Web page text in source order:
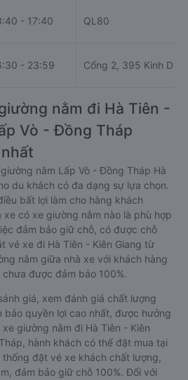
- 17:40 QL80
- 23:59 Cổng 2, 395 Kinh
nằm đi Hà Tiên -
Vò - Đồng Tháp
nằm Lấp Vò - Đồng Tháp Hà
du khách có đa dạng sự lựa chọn.
bất lợi làm cho hàng khách
có xe giường nằm nào là phù hợp
đảm bảo giữ chỗ, có được chỗ
vé xe đi Hà Tiên - Kiên Giang từ
nằm giữa nhà xe với khách hàng
được đảm bảo 100%.
giá, xem đánh giá chất lượng
bảo quyền lợi cao nhất, được hưởng
giường nằm đi Hà Tiên - Kiên
hành khách có thể đặt mua tại
đặt vé xe khách chất lượng,
đảm bảo giữ chỗ 100%. Đối với